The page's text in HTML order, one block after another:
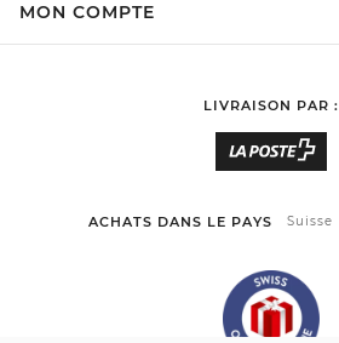
MON COMPTE
LIVRAISON PAR :
ACHATS DANS LE PAYS Suisse